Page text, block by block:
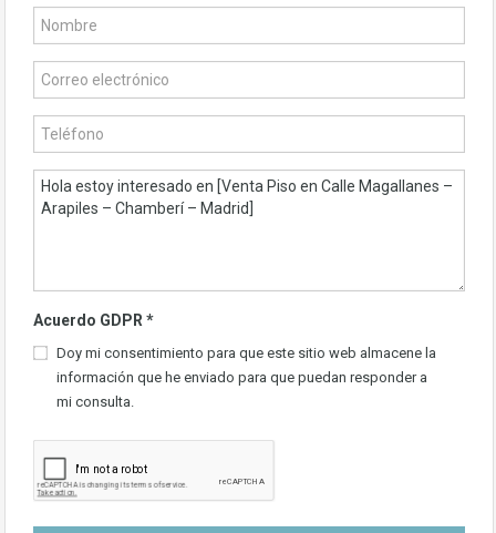
Acuerdo GDPR*
Doy mi consentimiento para que este sitio web almacene la
información que he enviado para que puedan responder a
mi consulta.